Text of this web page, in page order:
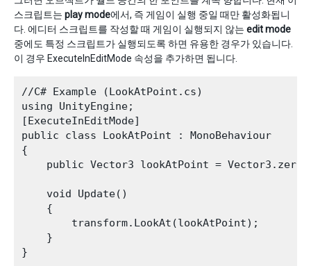
스크립트는 play mode에서, 즉 게임이 실행 중일 때만 활성화됩니
다. 에디터 스크립트를 작성할 때 게임이 실행되지 않는 edit mode
중에도 특정 스크립트가 실행되도록 하면 유용한 경우가 있습니다.
이 경우 ExecuteInEditMode 속성을 추가하면 됩니다.
//C# Example (LookAtPoint.cs)
using UnityEngine;
[ExecuteInEditMode]
public class LookAtPoint : MonoBehaviour
{
    public Vector3 lookAtPoint = Vector3.zero;
    void Update()
    {
        transform.LookAt(lookAtPoint);
    }